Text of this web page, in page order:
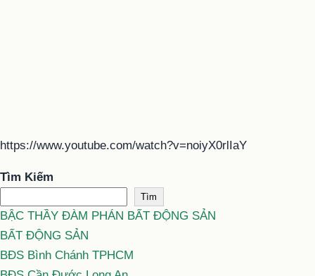
https://www.youtube.com/watch?v=noiyX0rlIaY
Tìm Kiếm
Tìm
BẬC THẦY ĐÀM PHÁN BẤT ĐỘNG SẢN
BẤT ĐỘNG SẢN
BĐS Bình Chánh TPHCM